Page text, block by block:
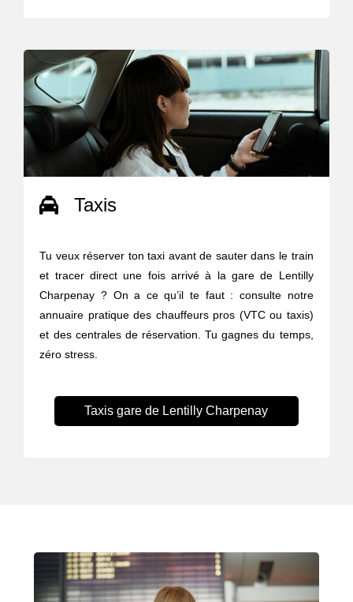
Taxis
Tu veux réserver ton taxi avant de sauter dans le train
et tracer direct une fois arrivé à la gare de Lentilly
Charpenay ? On a ce qu’il te faut : consulte notre
annuaire pratique des chauffeurs pros (VTC ou taxis)
et des centrales de réservation. Tu gagnes du temps,
zéro stress.
Taxis gare de Lentilly Charpenay